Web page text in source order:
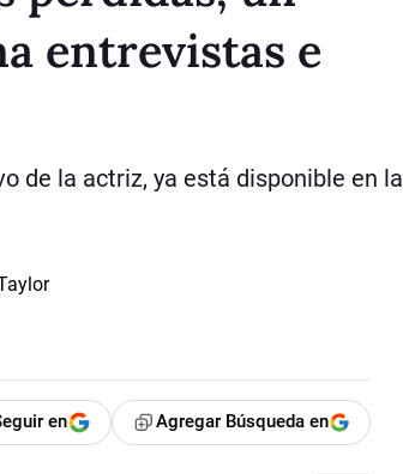
entrevistas e
de la actriz, ya está disponible en la
en Agregar Búsqueda en